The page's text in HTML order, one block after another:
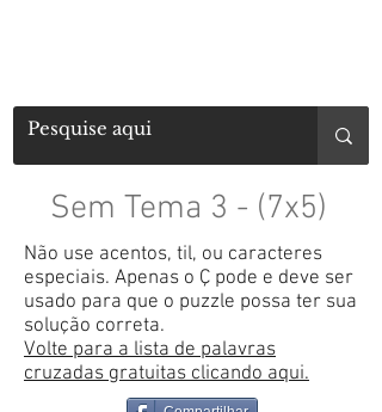
Sem Tema 3 - (7x5)
Não use acentos, til, ou caracteres
especiais. Apenas o Ç pode e deve ser
usado para que o puzzle possa ter sua
solução correta.
Volte para a lista de palavras
cruzadas gratuitas clicando aqui.